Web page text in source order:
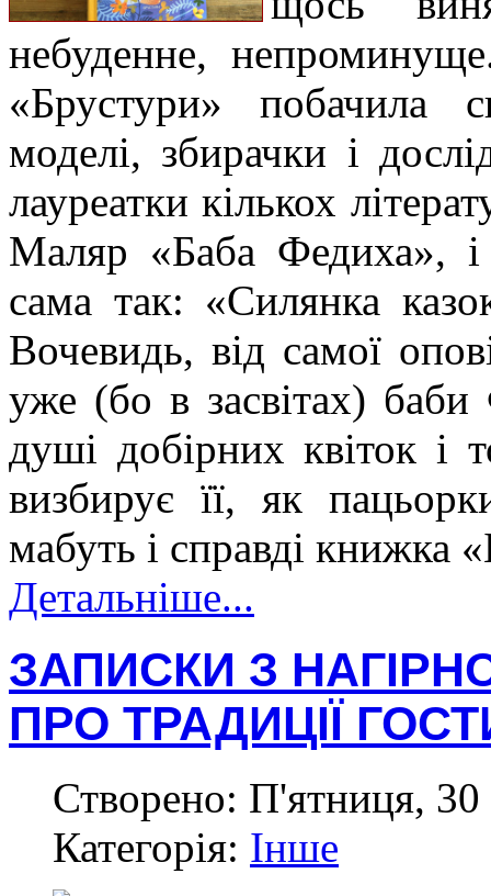
небуденне,
«Брустури» побачила
моделі, збирачки і
лауреатки кількох
Маляр «Баба Федиха»,
сама так: «Силянка
Вочевидь, від самої
уже (бо в засвітах)
душі добірних квіток і
визбирує її, як
мабуть і справді книжка
Детальніше...
ЗАПИСКИ З
ПРО ТРАДИЦІЇ
Створено: П'ятниця,
Категорія: Інше